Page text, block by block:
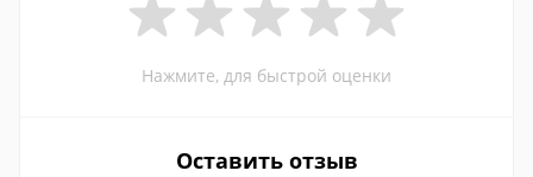
Нажмите, для быстрой оценки
Оставить отзыв